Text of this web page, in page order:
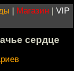
| Магазин | VIP
сердце